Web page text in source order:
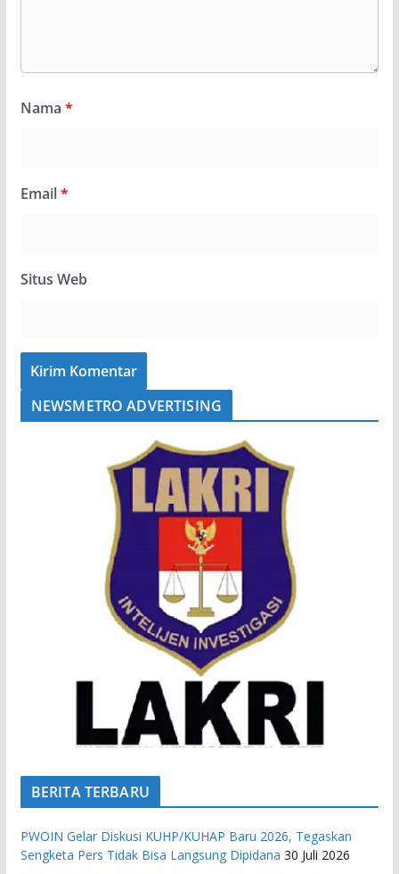
Nama *
Email*
Situs Web
NEWSMETRO ADVERTISING
BERITA TERBARU
PWOIN Gelar Diskusi KUHP/KUHAP Baru 2026, Tegaskan
Sengketa Pers Tidak Bisa Langsung Dipidana 30 Juli 2026